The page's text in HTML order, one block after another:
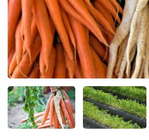
Sledujte prima+
Přihlášení
Sledujte nás